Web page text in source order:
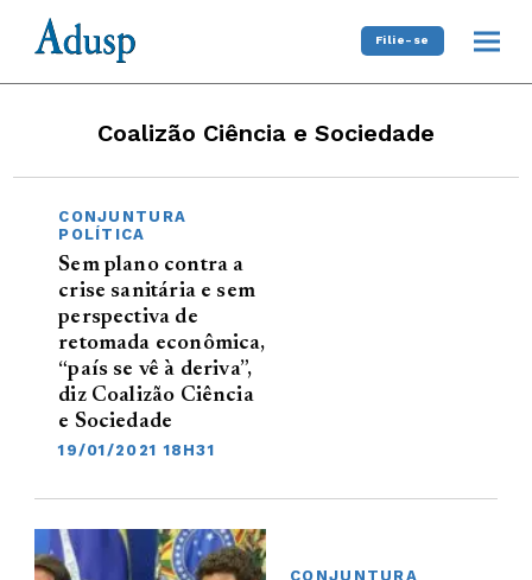
Filie-se
Coalizão Ciência e Sociedade
CONJUNTURA
POLÍTICA
Sem plano contra a
crise sanitária e sem
perspectiva de
retomada econômica,
“país se vê à deriva”,
diz Coalizão Ciência
e Sociedade
19/01/2021 18H31
CONJUNTURA